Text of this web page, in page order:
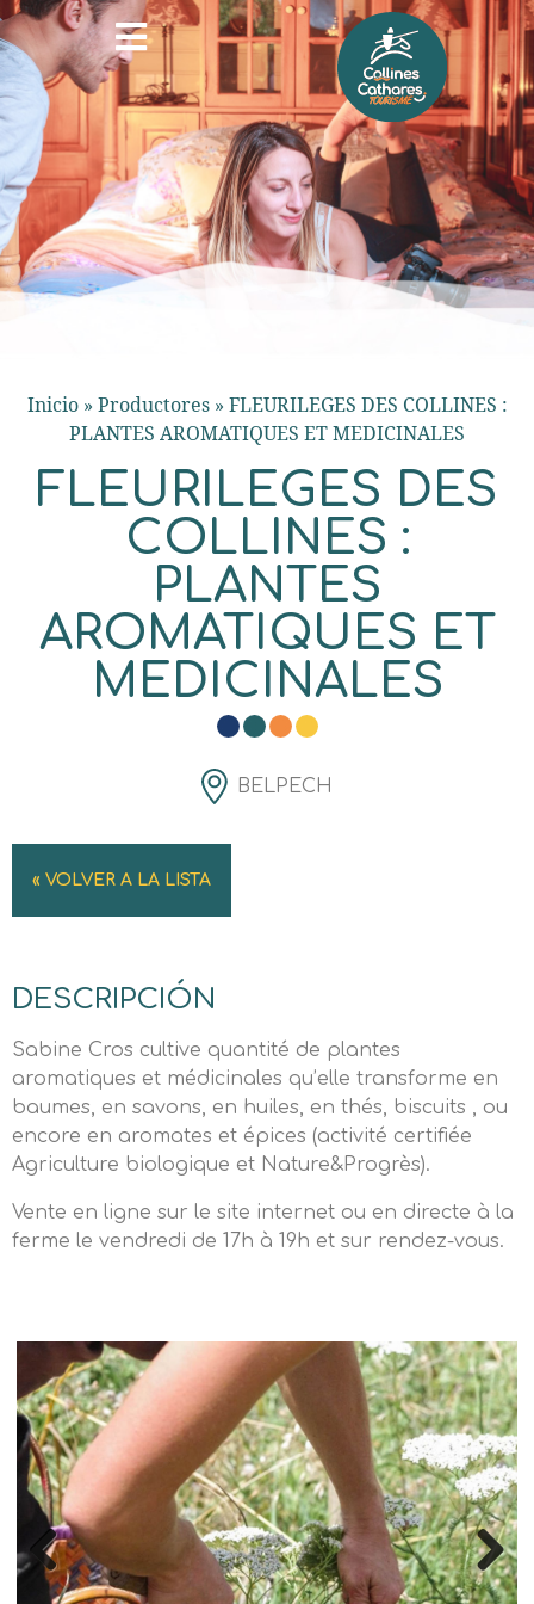
Inicio» Productores» FLEURILEGES DES COLLINES :
PLANTES AROMATIQUES ET MEDICINALES
FLEURILEGES DES
COLLINES :
PLANTES
AROMATIQUES ET
MEDICINALES
BELPECH
« VOLVER A LA LISTA
DESCRIPCIÓN
Sabine Cros cultive quantité de plantes
aromatiques et médicinales qu’elle transforme en
baumes, en savons, en huiles, en thés, biscuits , ou
encore en aromates et épices (activité certifiée
Agriculture biologique et Nature&Progrès).
Vente en ligne sur le site internet ou en directe à la
ferme le vendredi de 17h à 19h et sur rendez-vous.